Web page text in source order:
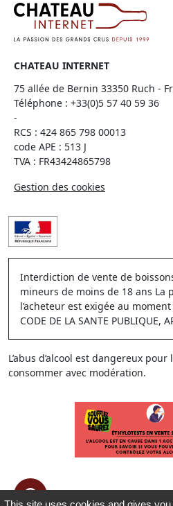
CHATEAU INTERNET
75 allée de Bernin 33350 Ruch -
Téléphone : +33(0)5 57 40 59 36
-
RCS : 424 865 798 00013
code APE : 513 J
TVA : FR43424865798
Gestion des cookies
Interdiction de vente de
mineurs de moins de 18 ans La
l’acheteur est exigée au
CODE DE LA SANTE PUBLIQUE,
L’abus d’alcool est dangereux pour
consommer avec modération.